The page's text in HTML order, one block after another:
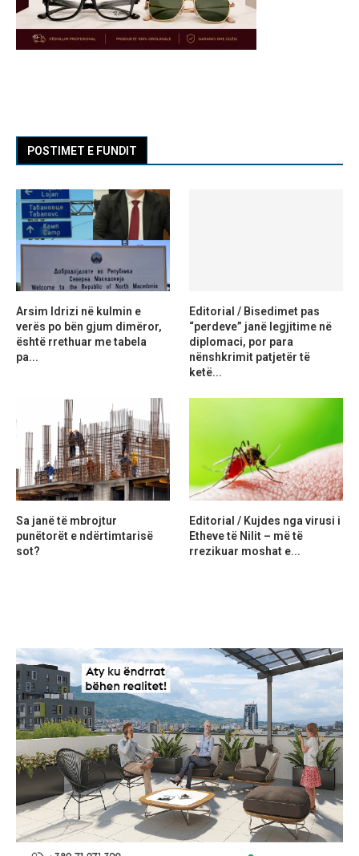
POSTIMET E FUNDIT
Arsim Idrizi në kulmin e
verës po bën gjum dimëror,
është rrethuar me tabela
pa...
Editorial / Bisedimet pas
“perdeve” janë legjitime në
diplomaci, por para
nënshkrimit patjetër të
ketë...
Sa janë të mbrojtur
punëtorët e ndërtimtarisë
sot?
Editorial / Kujdes nga virusi i
Etheve të Nilit – më të
rrezikuar moshat e...